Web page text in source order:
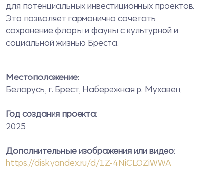
для потенциальных инвестиционных проектов.
Это позволяет гармонично сочетать
сохранение флоры и фауны с культурной и
социальной жизнью Бреста.
Местоположение:
Беларусь, г. Брест, Набережная р. Мухавец
Год создания проекта:
2025
Дополнительные изображения или видео:
https://disk.yandex.ru/d/1Z-4NiCLOZiWWA